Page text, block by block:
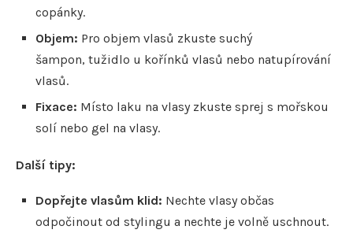
copánky.
Objem: Pro objem vlasů zkuste suchý
šampon, tužidlo u kořínků vlasů nebo natupírování
vlasů.
Fixace: Místo laku na vlasy zkuste sprej s mořskou
solí nebo gel na vlasy.
Další tipy:
Dopřejte vlasům klid: Nechte vlasy občas
odpočinout od stylingu a nechte je volně uschnout.